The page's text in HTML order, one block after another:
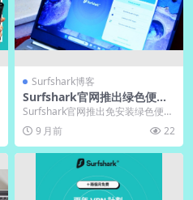
Surfshark博客
Surfshark官网推出绿色便携
版｜电脑版免安装解压即用
Surfshark官网推出免安装绿色便携
版，实现解压即用并自动清除使用
痕迹，特别...
9 月前 22